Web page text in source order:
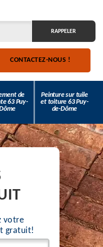
CONTACTEZ-NOUS !
de
63 Puy-
Peinture sur tuile
et toiture 63 Puy-
de-Dôme
votre
gratuit!